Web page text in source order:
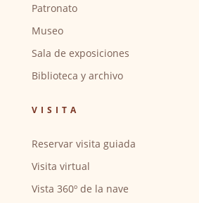
Patronato
Museo
Sala de exposiciones
Biblioteca y archivo
VISITA
Reservar visita guiada
Visita virtual
Vista 360º de la nave